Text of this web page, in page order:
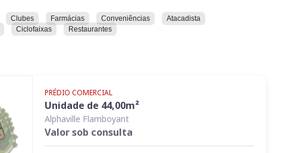
Clubes Farmácias Conveniências
Atacadista
Ciclofaixas Restaurantes
PRÉDIO COMERCIAL
Unidade de 44,00m²
Alphaville Flamboyant
Valor sob consulta